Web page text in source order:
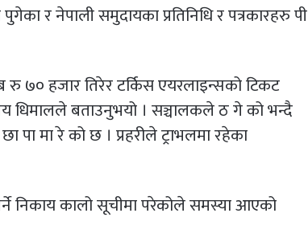
र नेपाली समुदायका प्रतिनिधि र पत्रकारहरु पी
रु ७० हजार तिरेर टर्किस एयरलाइन्सको टिकट
धिमालले बताउनुभयो । सञ्चालकले ठ गे को भन्दै
पा मा रे को छ । प्रहरीले ट्राभलमा रहेका
निकाय कालो सूचीमा परेकोले समस्या आएको